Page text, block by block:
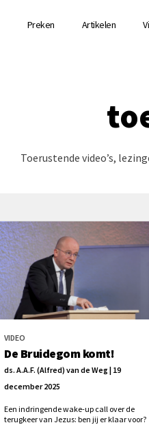
Preken Artikelen
Toerustende video’s,
VIDEO
De Bruidegom komt!
ds. A.A.F. (Alfred) van de Weg | 19
december 2025
Een indringende wake-up call over de
terugkeer van Jezus: ben jij er klaar voor?